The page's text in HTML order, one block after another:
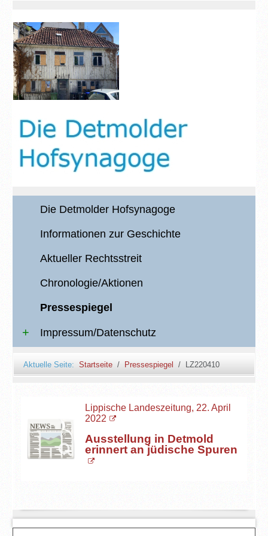
Die Detmolder Hofsynagoge
Informationen zur Geschichte
Aktueller Rechtsstreit
Chronologie/Aktionen
Pressespiegel
Impressum/Datenschutz
Aktuelle Seite: Startseite Pressespiegel LZ220410
Lippische Landeszeitung, 22. April
2022
Ausstellung in Detmold
erinnert an jüdische Spuren